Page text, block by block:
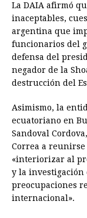
La DAIA afirmó
inaceptables,
argentina que
funcionarios del
defensa del
negador de la
destrucción del
Asimismo, la
ecuatoriano en
Sandoval
Correa a
«interiorizar al
y la investigación
preocupaciones
internacional».